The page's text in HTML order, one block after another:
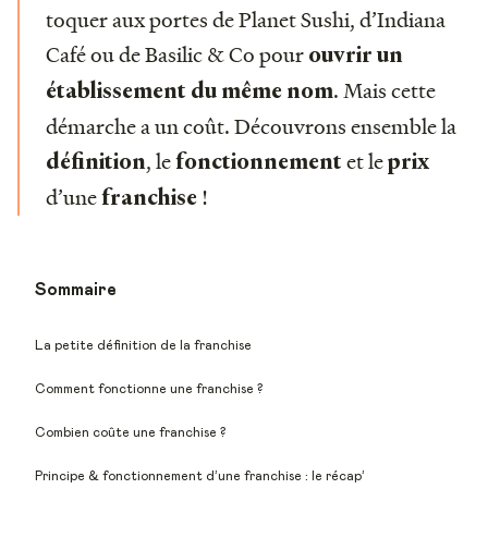
toquer aux portes de Planet Sushi, d’Indiana
Café ou de Basilic & Co pour ouvrir un
établissement du même nom. Mais cette
démarche a un coût. Découvrons ensemble la
définition, lefonctionnement et leprix
d’unefranchise !
Sommaire
La petite définition de la franchise
Comment fonctionne une franchise ?
Combien coûte une franchise ?
Principe & fonctionnement d’une franchise : le récap’